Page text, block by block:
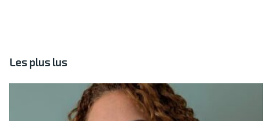
Les plus lus